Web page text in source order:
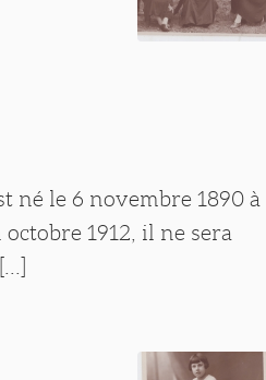
né le 6 novembre 1890 à
1912, il ne sera